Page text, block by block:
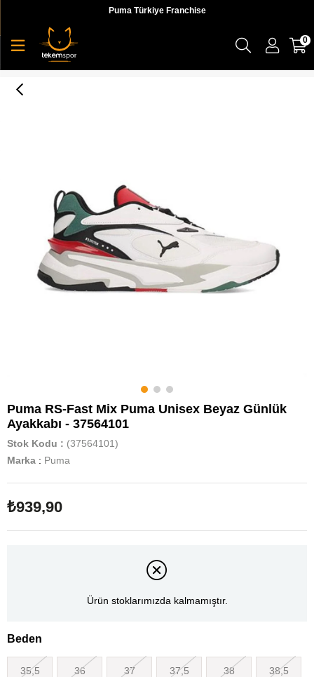
Puma Türkiye Franchise
0
Puma RS-Fast Mix Puma Unisex Beyaz Günlük
Ayakkabı - 37564101
Stok Kodu
(37564101)
Marka : Puma
₺939,90
Ürün stoklarımızda kalmamıştır.
Beden
35,5 36 37 37,5 38 38,5